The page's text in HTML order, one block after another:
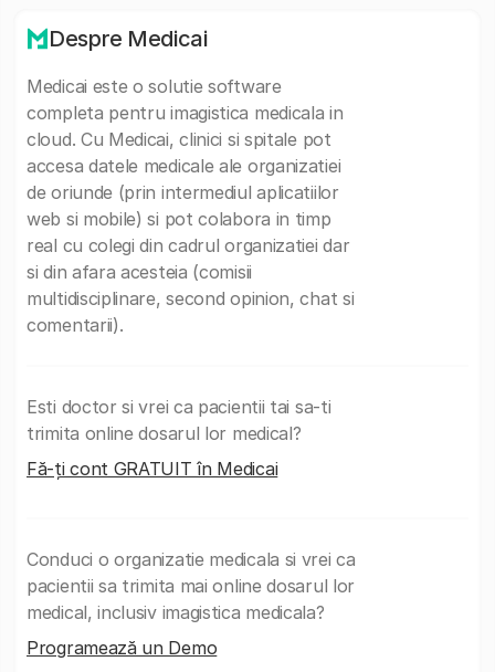
Despre Medicai
Medicai este o solutie software
completa pentru imagistica medicala in
cloud. Cu Medicai, clinici si spitale pot
accesa datele medicale ale organizatiei
de oriunde (prin intermediul aplicatiilor
web si mobile) si pot colabora in timp
real cu colegi din cadrul organizatiei dar
si din afara acesteia (comisii
multidisciplinare, second opinion, chat si
comentarii).
Esti doctor si vrei ca pacientii tai sa-ti
trimita online dosarul lor medical?
Fă-ți cont GRATUIT în Medicai
Conduci o organizatie medicala si vrei ca
pacientii sa trimita mai online dosarul lor
medical, inclusiv imagistica medicala?
Programează un Demo